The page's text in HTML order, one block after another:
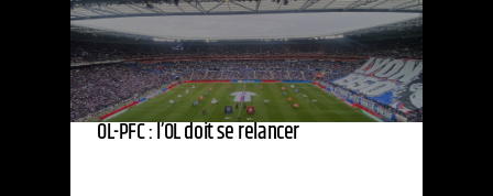
OL-PFC : l’OL doit se relancer